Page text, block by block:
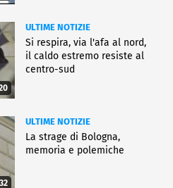
ULTIME NOTIZIE
Si respira, via l'afa al nord,
il caldo estremo resiste al
centro-sud
ULTIME NOTIZIE
La strage di Bologna,
memoria e polemiche